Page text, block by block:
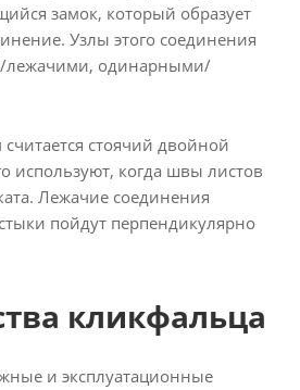
замок, который образует
Узлы этого соединения
лежачими, одинарными/
стоячий двойной
используют, когда швы листов
Лежачие соединения
пойдут перпендикулярно
кликфальца
и эксплуатационные